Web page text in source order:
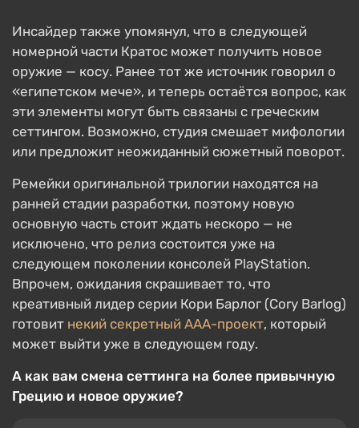
Инсайдер также упомянул, что в следующей
номерной части Кратос может получить новое
оружие — косу. Ранее тот же источник говорил о
«египетском мече», и теперь остаётся вопрос, как
эти элементы могут быть связаны с греческим
сеттингом. Возможно, студия смешает мифологии
или предложит неожиданный сюжетный поворот.
Ремейки оригинальной трилогии находятся на
ранней стадии разработки, поэтому новую
основную часть стоит ждать нескоро — не
исключено, что релиз состоится уже на
следующем поколении консолей PlayStation.
Впрочем, ожидания скрашивает то, что
креативный лидер серии Кори Барлог (Cory Barlog)
готовит некий секретный AAA-проект, который
может выйти уже в следующем году.
А как вам смена сеттинга на более привычную
Грецию и новое оружие?